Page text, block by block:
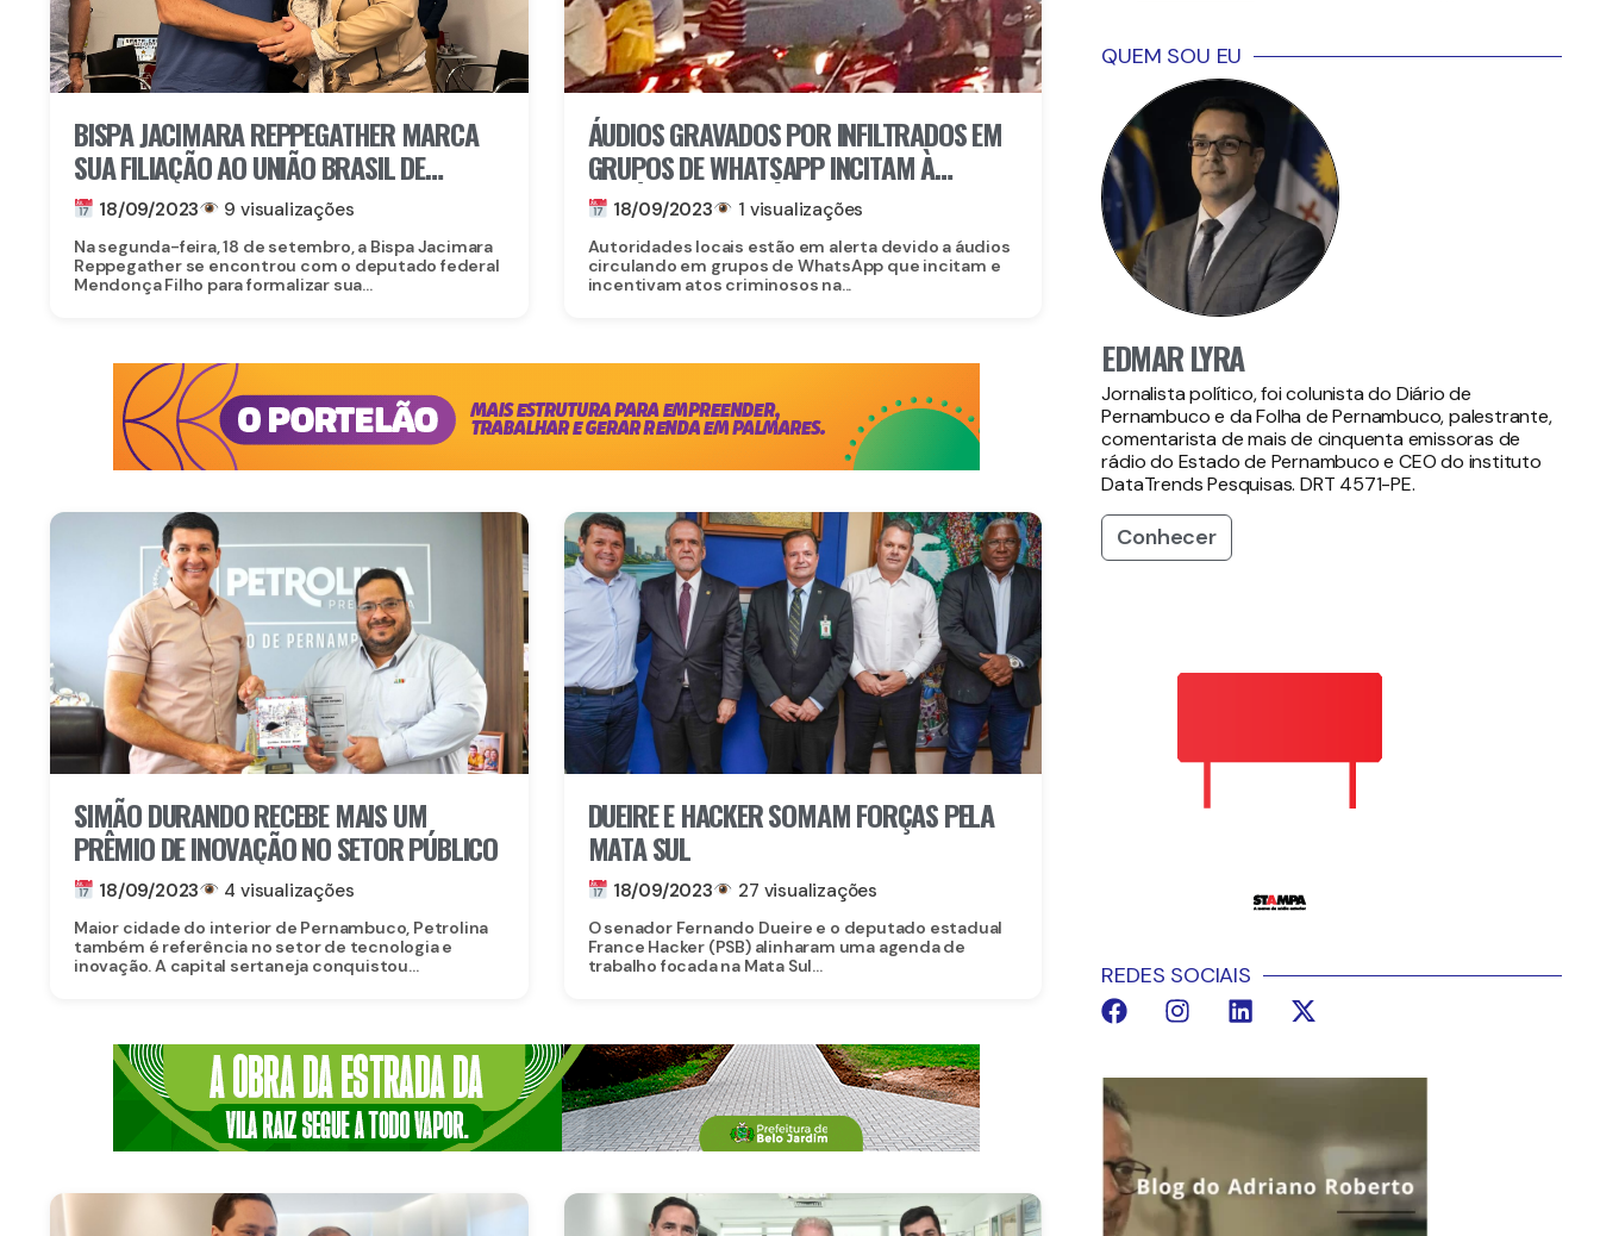
BISPA JACIMARA REPPEGATHER MARCA
SUA FILIAÇÃO AO UNIÃO BRASIL DE
MENDONÇA FILHO
18/09/2023 9 visualizações
Na segunda-feira, 18 de setembro, a Bispa Jacimara
Reppegather se encontrou com o deputado federal
Mendonça Filho para formalizar sua...
ÁUDIOS GRAVADOS POR INFILTRADOS EM
GRUPOS DE WHATSAPP INCITAM À
VIOLÊNCIA EM VITÓRIA DE SANTO ANTÃO
18/09/2023 1 visualizações
Autoridades locais estão em alerta devido a áudios
circulando em grupos de WhatsApp que incitam e
incentivam atos criminosos na...
SIMÃO DURANDO RECEBE MAIS UM
PRÊMIO DE INOVAÇÃO NO SETOR PÚBLICO
18/09/2023 4 visualizações
Maior cidade do interior de Pernambuco, Petrolina
também é referência no setor de tecnologia e
inovação. A capital sertaneja conquistou...
DUEIRE E HACKER SOMAM FORÇAS PELA
MATA SUL
18/09/2023 27 visualizações
O senador Fernando Dueire e o deputado estadual
France Hacker (PSB) alinharam uma agenda de
trabalho focada na Mata Sul...
QUEM SOU EU
EDMAR LYRA
Jornalista político, foi colunista do Diário de
Pernambuco e da Folha de Pernambuco, palestrante,
comentarista de mais de cinquenta emissoras de
rádio do Estado de Pernambuco e CEO do instituto
DataTrends Pesquisas. DRT 4571-PE.
Conhecer
REDES SOCIAIS